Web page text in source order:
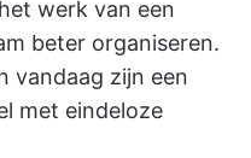
werk van een
beter organiseren.
vandaag zijn een
met eindeloze